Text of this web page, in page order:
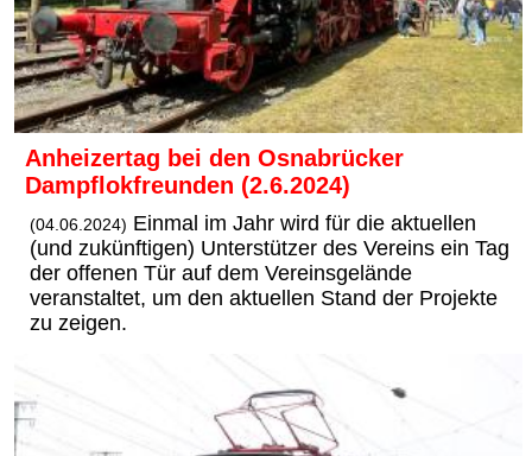
Anheizertag bei den Osnabrücker
Dampflokfreunden (2.6.2024)
(04.06.2024) Einmal im Jahr wird für die aktuellen
(und zukünftigen) Unterstützer des Vereins ein Tag
der offenen Tür auf dem Vereinsgelände
veranstaltet, um den aktuellen Stand der Projekte
zu zeigen.